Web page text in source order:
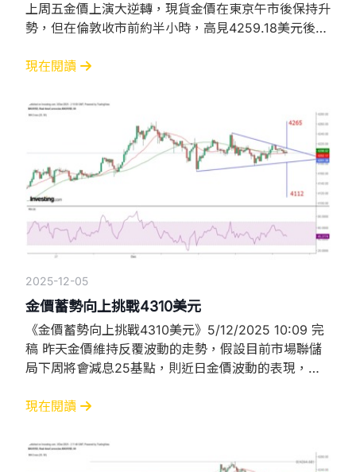
上周五金價上演大逆轉，現貨金價在東京午市後保持升
勢，但在倫敦收市前約半小時，高見4259.18美元後急
惟受制於4220美元，並再度下跌，最終收於4197美元
受阻回落，11月13日升至4245美元水平後，即日亦倒
跌收市，其後進一步下
現在閱讀
2025-12-05
金價蓄勢向上挑戰4310美元
《金價蓄勢向上挑戰4310美元》5/12/2025 10:09 完
稿 昨天金價維持反覆波動的走勢，假設目前市場聯儲
局下周將會減息25基點，則近日金價波動的表現，其
模行動時累積力量，其次是將金價維持在近日的波動範
見4175.84美元逐步回升，至倫敦收市時高見4219.27
現在閱讀